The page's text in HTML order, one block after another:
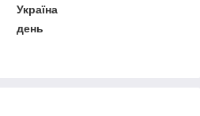
Україна
день